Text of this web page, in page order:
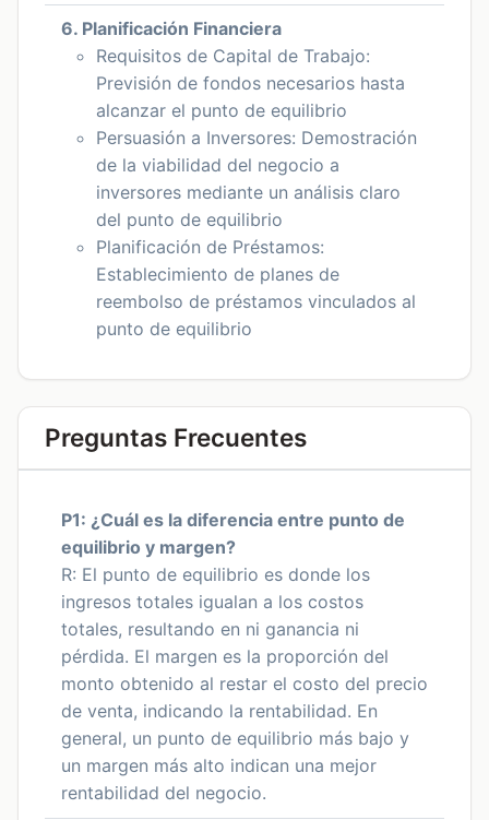
6. Planificación Financiera
Requisitos de Capital de Trabajo:
Previsión de fondos necesarios hasta
alcanzar el punto de equilibrio
Persuasión a Inversores: Demostración
de la viabilidad del negocio a
inversores mediante un análisis claro
del punto de equilibrio
Planificación de Préstamos:
Establecimiento de planes de
reembolso de préstamos vinculados al
punto de equilibrio
Preguntas Frecuentes
P1: ¿Cuál es la diferencia entre punto de
equilibrio y margen?
R: El punto de equilibrio es donde los
ingresos totales igualan a los costos
totales, resultando en ni ganancia ni
pérdida. El margen es la proporción del
monto obtenido al restar el costo del precio
de venta, indicando la rentabilidad. En
general, un punto de equilibrio más bajo y
un margen más alto indican una mejor
rentabilidad del negocio.